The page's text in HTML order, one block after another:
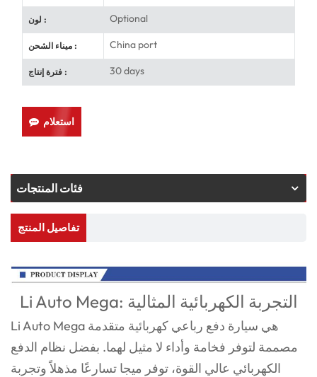
لون : Optional
ميناء الشحن : China port
فترة إنتاج : 30 days
استعلام
فئات المنتجات
تفاصيل المنتج
Li Auto Mega: التجربة الكهربائية المثالية
Li Auto Mega هي سيارة دفع رباعي كهربائية متقدمة
مصممة لتوفر فخامة وأداء لا مثيل لهما. بفضل نظام الدفع
الكهربائي عالي القوة، توفر ميجا تسارعًا مذهلاً وتجربة